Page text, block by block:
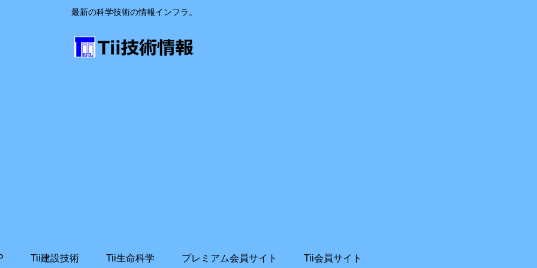
最新の科学技術の情報インフラ。
Tii建設技術 Tii生命科学 プレミアム会員サイト Tii会員サイト